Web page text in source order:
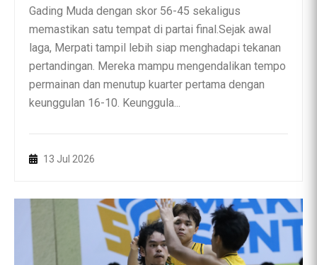
Gading Muda dengan skor 56-45 sekaligus
memastikan satu tempat di partai final.Sejak awal
laga, Merpati tampil lebih siap menghadapi tekanan
pertandingan. Mereka mampu mengendalikan tempo
permainan dan menutup kuarter pertama dengan
keunggulan 16-10. Keunggula...
13 Jul 2026